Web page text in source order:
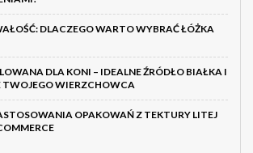
DLACZEGO WARTO WYBRAĆ ŁÓŻKA
DLA KONI – IDEALNE ŹRÓDŁO BIAŁKA I
TWOJEGO WIERZCHOWCA
OPAKOWAŃ Z TEKTURY LITEJ